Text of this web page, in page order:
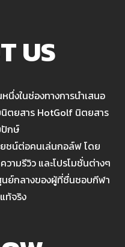
US
นึ่งในช่องทางการนำเสนอ
นิตยสาร HotGolf นิตยสาร
กษ์
ยชน์ต่อคนเล่นกอล์ฟ โดย
ามรีวิว และโปรโมชั่นต่างๆ
นย์กลางของผู้ที่ชื่นชอบกีฬา
ท้จริง